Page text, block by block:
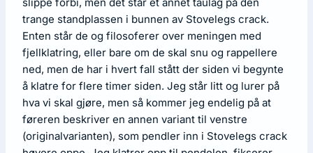
trange standplassen i bunnen av Stovelegs crack.
Enten står de og filosoferer over meningen med
fjellklatring, eller bare om de skal snu og rappellere
ned, men de har i hvert fall stått der siden vi begynte
å klatre for flere timer siden. Jeg står litt og lurer på
hva vi skal gjøre, men så kommer jeg endelig på at
føreren beskriver en annen variant til venstre
(originalvarianten), som pendler inn i Stovelegs crack